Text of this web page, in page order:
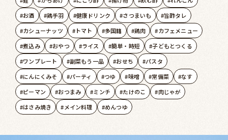
お酒
鶏手羽 健康ドリンク さつまいも
旨酢タレ
カシューナッツ
トマト 多国籍 鶏肉
カフェメニュー
煮込み
おやつ ライス 簡単・時短
子どもとつくる
ワンプレート
副菜もう一品 おせち
パスタ
にんにくみそ
パーティ つゆ 味噌 常備菜
なす
ピーマン
おつまみ ミンチ たけのこ
肉じゃが
はさみ焼き
メイン料理 めんつゆ